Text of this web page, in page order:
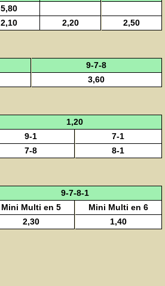
5,80
2,10 2,20 2,50
9-7-8
3,60
1,20
9-1
7-1
7-8 8-1
9-7-8-1
Mini Multi en 5
Mini Multi en 6
2,30 1,40